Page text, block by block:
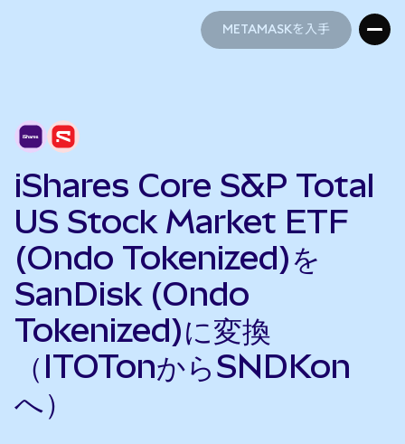
METAMASKを入手
iShares Core S&P Total
US Stock Market ETF
(Ondo Tokenized)を
SanDisk (Ondo
Tokenized)に変換
（ITOTonからSNDKon
へ）